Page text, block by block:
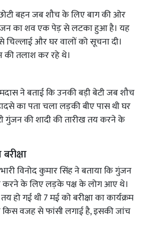
बहन जब शौच के लिए बाग की ओर
का शव एक पेड़ से लटका हुआ है। यह
और घर वालों को सूचना दी।
तलाश कर रहे थे।
ने बताई कि उनकी बड़ी बेटी जब शौच
का पता चला लड़की बीए पास थी घर
गुंजन की शादी की तारीख तय करने के
विनोद कुमार सिंह ने बताया कि गुंजन
करने के लिए लड़के पक्ष के लोग आए थे।
हो गई थी 7 मई को बरीक्षा का कार्यक्रम
किस वजह से फांसी लगाई है, इसकी जांच